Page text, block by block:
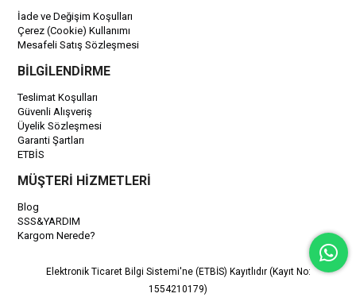
İade ve Değişim Koşulları
Çerez (Cookie) Kullanımı
Mesafeli Satış Sözleşmesi
BİLGİLENDİRME
Teslimat Koşulları
Güvenli Alışveriş
Üyelik Sözleşmesi
Garanti Şartları
ETBİS
MÜŞTERİ HİZMETLERİ
Blog
SSS&YARDIM
Kargom Nerede?
Elektronik Ticaret Bilgi Sistemi'ne (ETBİS) Kayıtlıdır (Kayıt No:
1554210179)